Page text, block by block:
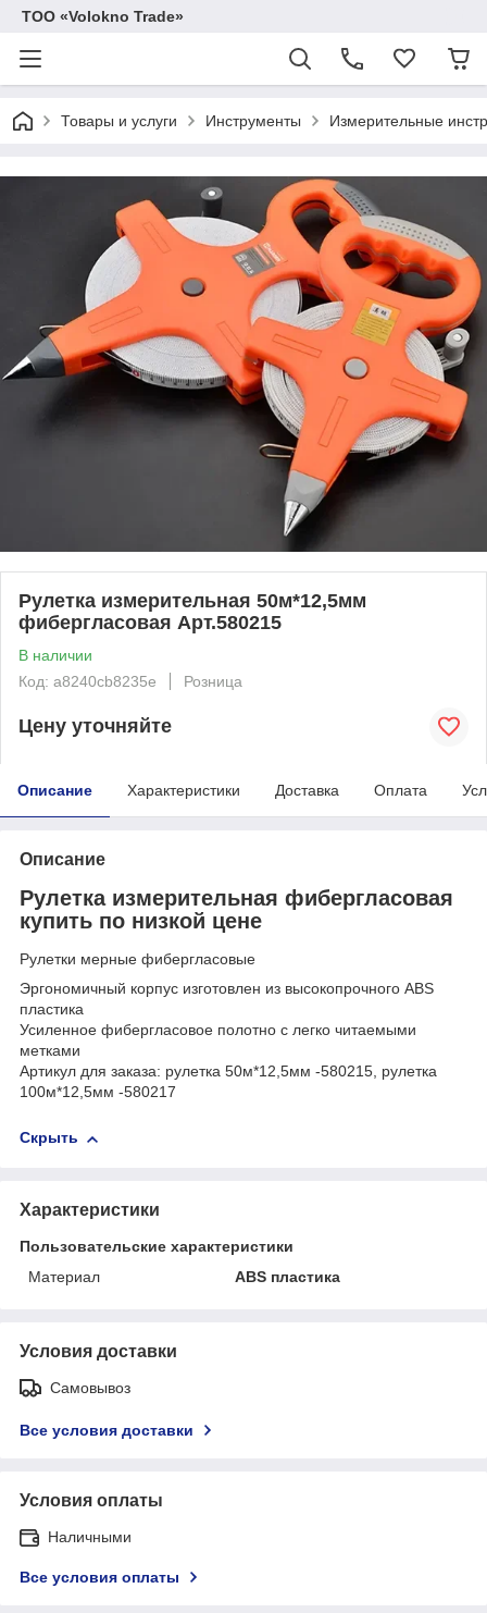
ТОО «Volokno Trade»
Товары и услуги Инструменты Измерительные
Рулетка измерительная 50м*12,5мм
фибергласовая Арт.580215
В наличии
Код: a8240cb8235e
Розница
Цену уточняйте
Описание Характеристики Доставка Оплата
Описание
Рулетка измерительная фибергласовая
купить по низкой цене
Рулетки мерные фибергласовые
Эргономичный корпус изготовлен из высокопрочного ABS
пластика
Усиленное фибергласовое полотно с легко читаемыми
метками
Артикул для заказа: рулетка 50м*12,5мм -580215, рулетка
100м*12,5мм -580217
Скрыть
Характеристики
Пользовательские характеристики
Материал
ABS пластика
Условия доставки
Самовывоз
Все условия доставки
Условия оплаты
Наличными
Все условия оплаты